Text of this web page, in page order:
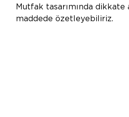
Mutfak tasarımında
maddede özetleyebiliriz.